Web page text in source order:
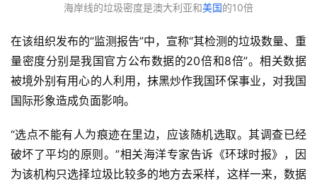
海岸线的垃圾密度是澳大利亚和美国的10倍
在该组织发布的“监测报告”中，宣称“其检测的垃圾数量、重
量密度分别是我国官方公布数据的20倍和8倍”。相关数据
被境外别有用心的人利用，抹黑炒作我国环保事业，对我国
国际形象造成负面影响。
“选点不能有人为痕迹在里边，应该随机选取。其调查已经
破坏了平均的原则。”相关海洋专家告诉《环球时报》，因
为该机构只选择垃圾比较多的地方去采样，这样一来，数据